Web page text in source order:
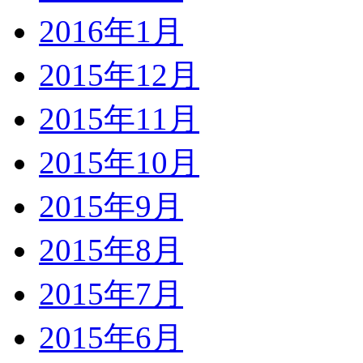
2016年1月
2015年12月
2015年11月
2015年10月
2015年9月
2015年8月
2015年7月
2015年6月